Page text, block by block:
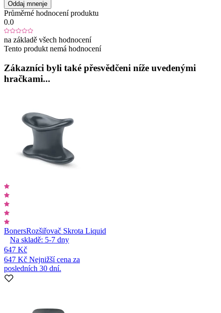
Oddaj mnenje
Průměrné hodnocení produktu
0.0
na základě všech hodnocení
Tento produkt nemá hodnocení
Zákazníci byli také přesvědčeni níže uvedenými
hračkami...
BonersRozšiřovač Skrota Liquid
Na skladě: 5-7 dny
647 Kč
647 Kč Nejnižší cena za
posledních 30 dní.